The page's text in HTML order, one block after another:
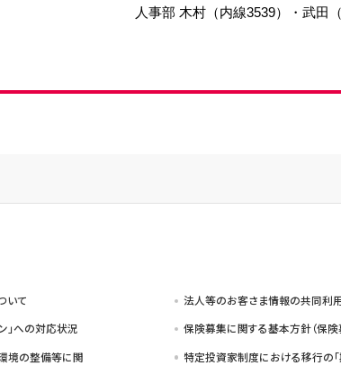
人事部 木村（内線3539）・ 武田
いて
」への対応状況
境の整備等に関
法人等のお客さま情報の共同利
保険募集に関する基本方針（保険
特定投資家制度における移行の「